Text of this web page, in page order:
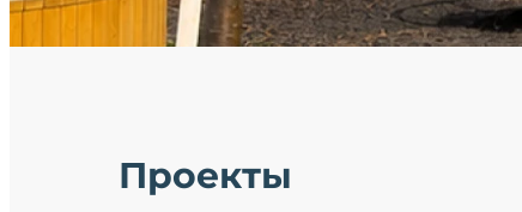
Проекты